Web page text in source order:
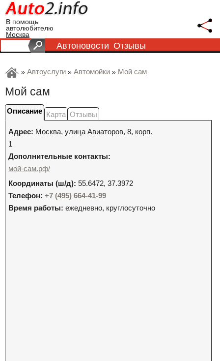
В помощь
автолюбителю
Москва
Автоновости Отзывы
» Автоуслуги » Автомойки » Мой сам
Мой сам
Описание Карта Отзывы
Адрес: Москва, улица Авиаторов, 8, корп.
1
Дополнительные контакты:
мой-сам.рф/
Координаты (ш/д): 55.6472, 37.3972
Телефон: +7 (495) 664-41-99
Время работы: ежедневно, круглосуточно